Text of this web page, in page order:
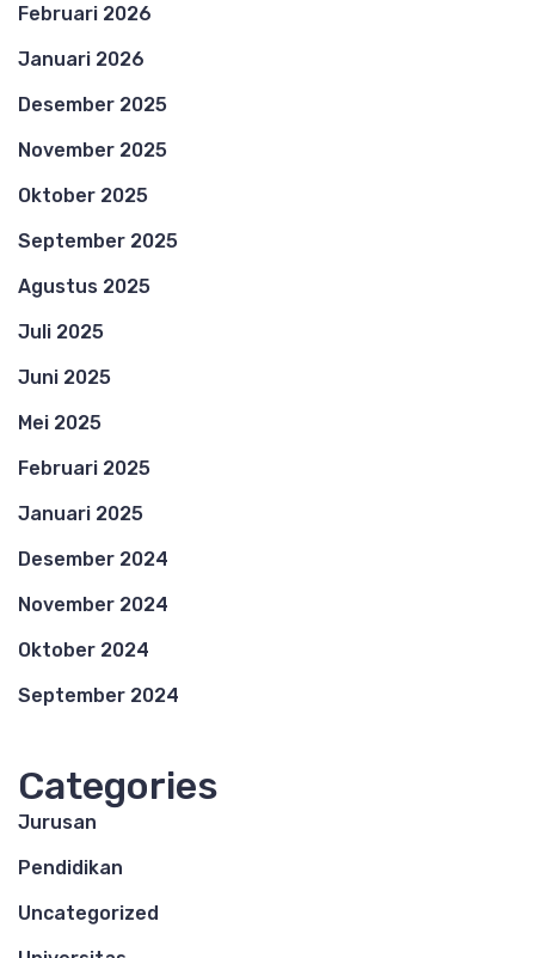
Februari 2026
Januari 2026
Desember 2025
November 2025
Oktober 2025
September 2025
Agustus 2025
Juli 2025
Juni 2025
Mei 2025
Februari 2025
Januari 2025
Desember 2024
November 2024
Oktober 2024
September 2024
Categories
Jurusan
Pendidikan
Uncategorized